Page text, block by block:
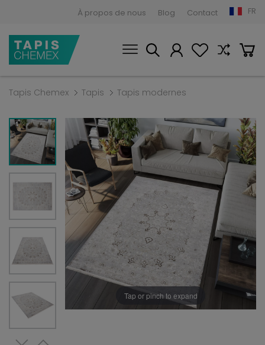
À propos de nous Blog Contact FR
Tapis Chemex Tapis Tapis modernes
Tap or pinch to expand